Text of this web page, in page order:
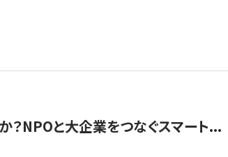
NPOと大企業をつなぐスマート...